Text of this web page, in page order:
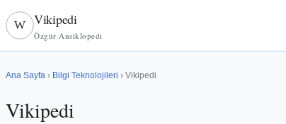
W Vikipedi
Özgür Ansiklopedi
Ana Sayfa › Bilgi Teknolojileri › Vikipedi
Vikipedi